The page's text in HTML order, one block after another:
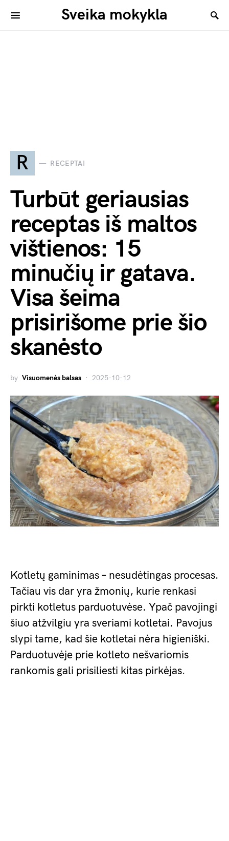
Sveika mokykla
R RECEPTAI
Turbūt geriausias
receptas iš maltos
vištienos: 15
minučių ir gatava.
Visa šeima
prisirišome prie šio
skanėsto
by Visuomenės balsas 2025-10-12
Kotletų gaminimas – nesudėtingas procesas.
Tačiau vis dar yra žmonių, kurie renkasi
pirkti kotletus parduotuvėse. Ypač pavojingi
šiuo atžvilgiu yra sveriami kotletai. Pavojus
slypi tame, kad šie kotletai nėra higieniški.
Parduotuvėje prie kotleto nešvariomis
rankomis gali prisiliesti kitas pirkėjas.